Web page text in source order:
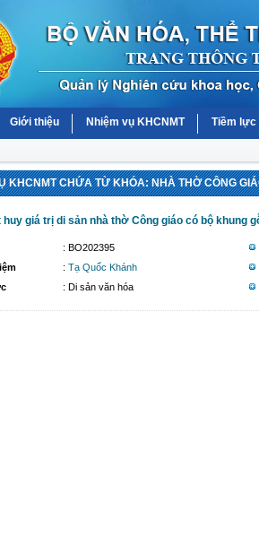
Giới thiệu Nhiệm vụ KHCNMT Tiềm lực
KHCNMT CHỨA TỪ KHÓA: NHÀ THỜ CÔNG
huy giá trị di sản nhà thờ Công giáo có bộ khung
: BO202395
: Tạ Quốc Khánh
: Di sản văn hóa